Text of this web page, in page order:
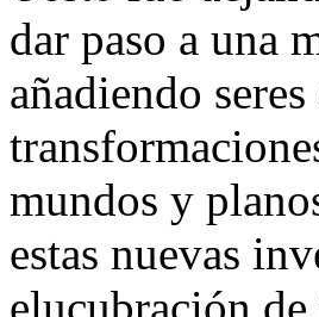
dar paso a una
añadiendo
mundos y
estas nuevas
elucubración